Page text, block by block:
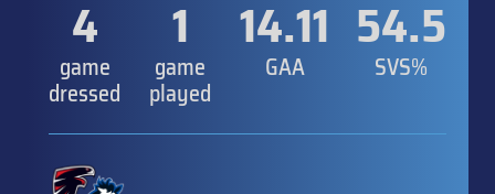
4
game
dressed
1
game
played
14.11
GAA
54.5
SVS%